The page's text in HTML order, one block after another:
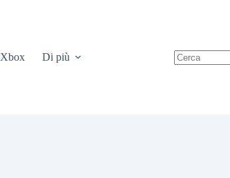
Xbox Di più